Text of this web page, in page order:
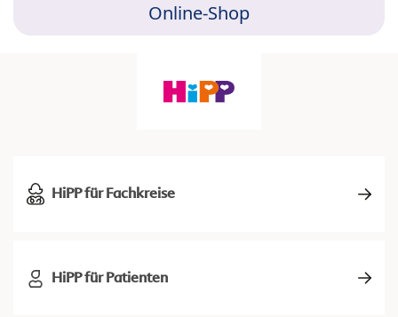
Online-Shop
HiPP für Fachkreise
HiPP für Patienten